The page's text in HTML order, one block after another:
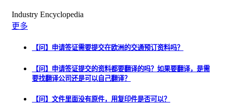
Industry Encyclopedia
更多
【问】申请签证需要提交在欧洲的交通预订资料吗？
【问】申请签证提交的资料都要翻译的吗？如果要翻译，是需
要找翻译公司还是可以自己翻译？
【问】文件里面没有原件，用复印件是否可以？